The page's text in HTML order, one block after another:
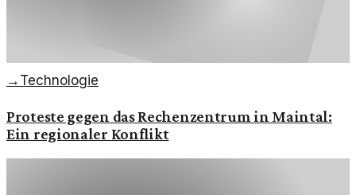
→ Technologie
Proteste gegen das Rechenzentrum in Maintal:
Ein regionaler Konflikt